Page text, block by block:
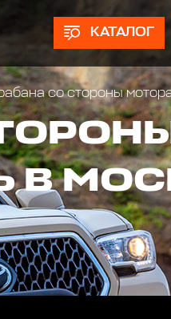
КАТАЛОГ
со стороны
В